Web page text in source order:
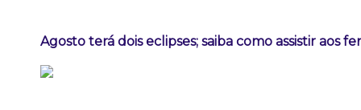
Agosto terá dois eclipses; saiba como assistir aos